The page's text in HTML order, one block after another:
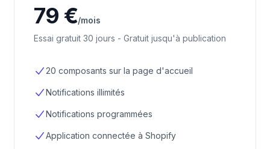
79 €/mois
Essai gratuit 30 jours - Gratuit jusqu'à publication
20 composants sur la page d'accueil
Notifications illimités
Notifications programmées
Application connectée à Shopify